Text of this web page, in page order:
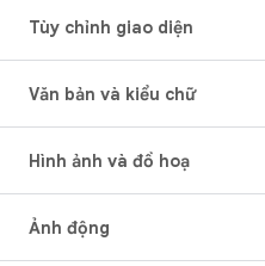
Tùy chỉnh giao diện
Văn bản và kiểu chữ
Hình ảnh và đồ hoạ
Ảnh động